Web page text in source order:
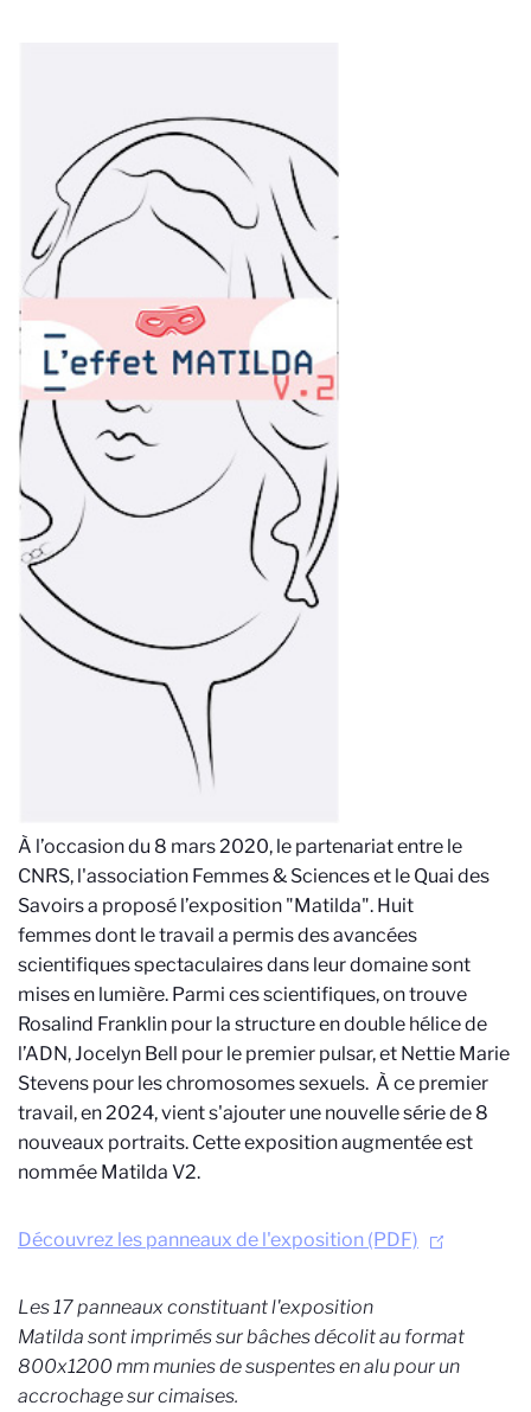
À l’occasion du 8 mars 2020, le partenariat entre le
CNRS, l'association Femmes & Sciences et le Quai des
Savoirs a proposé l’exposition "Matilda". Huit
femmes dont le travail a permis des avancées
scientifiques spectaculaires dans leur domaine sont
mises en lumière. Parmi ces scientifiques, on trouve
Rosalind Franklin pour la structure en double hélice de
l’ADN, Jocelyn Bell pour le premier pulsar, et Nettie Marie
Stevens pour les chromosomes sexuels. À ce premier
travail, en 2024, vient s'ajouter une nouvelle série de 8
nouveaux portraits. Cette exposition augmentée est
nommée Matilda V2.
Découvrez les panneaux de l'exposition (PDF)
Les 17 panneaux constituant l'exposition
Matilda sont imprimés sur bâches décolit au format
800x1200 mm munies de suspentes en alu pour un
accrochage sur cimaises.